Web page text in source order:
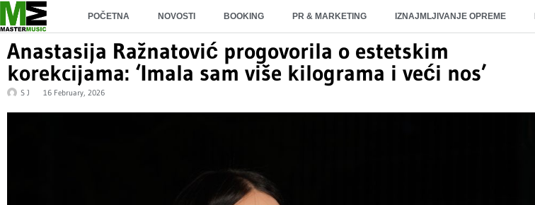
POČETNA NOVOSTI BOOKING PR & MARKETING IZNAJMLJIVANJE OPREME
Anastasija Ražnatović progovorila o estetskim
korekcijama: ‘Imala sam više kilograma i veći nos’
S J 16 February, 2026